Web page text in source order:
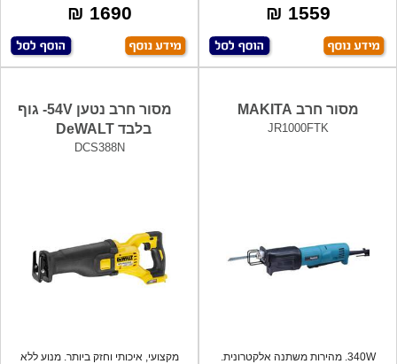
תוצרת
1559 ₪
1690 ₪
מסור חרב MAKITA
JR1000FTK
340W. מהירות משתנה אלקטרונית.
מסור חרב נטען 54V- גוף
בלבד DeWALT
DCS388N
מקצועי, איכותי וחזק ביותר. מנוע ללא